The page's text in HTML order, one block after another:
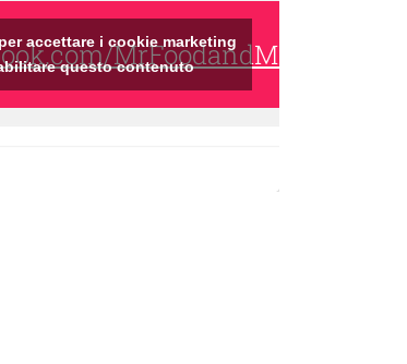
MrFoodandMrsWine/
accettare i cookie marketing
questo contenuto